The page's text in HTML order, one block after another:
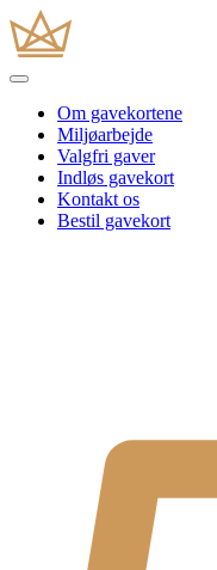
Om gavekortene
Miljøarbejde
Valgfri gaver
Indløs gavekort
Kontakt os
Bestil gavekort